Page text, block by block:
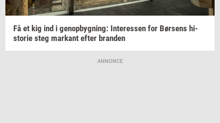
Få et kig ind i genop­byg­ning: In­ter­es­sen for Bør­sens hi­
sto­rie steg mar­kant efter bran­den
ANNONCE